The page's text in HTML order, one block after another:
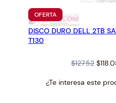
OFERTAPRODUCTO
EN
OFERTA
DISCO DURO DELL 2TB
T130
$127.52
was:
$
¿Te interesa este